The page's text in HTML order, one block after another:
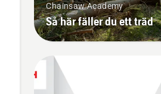
Chainsaw Academy
Så här fäller du ett träd